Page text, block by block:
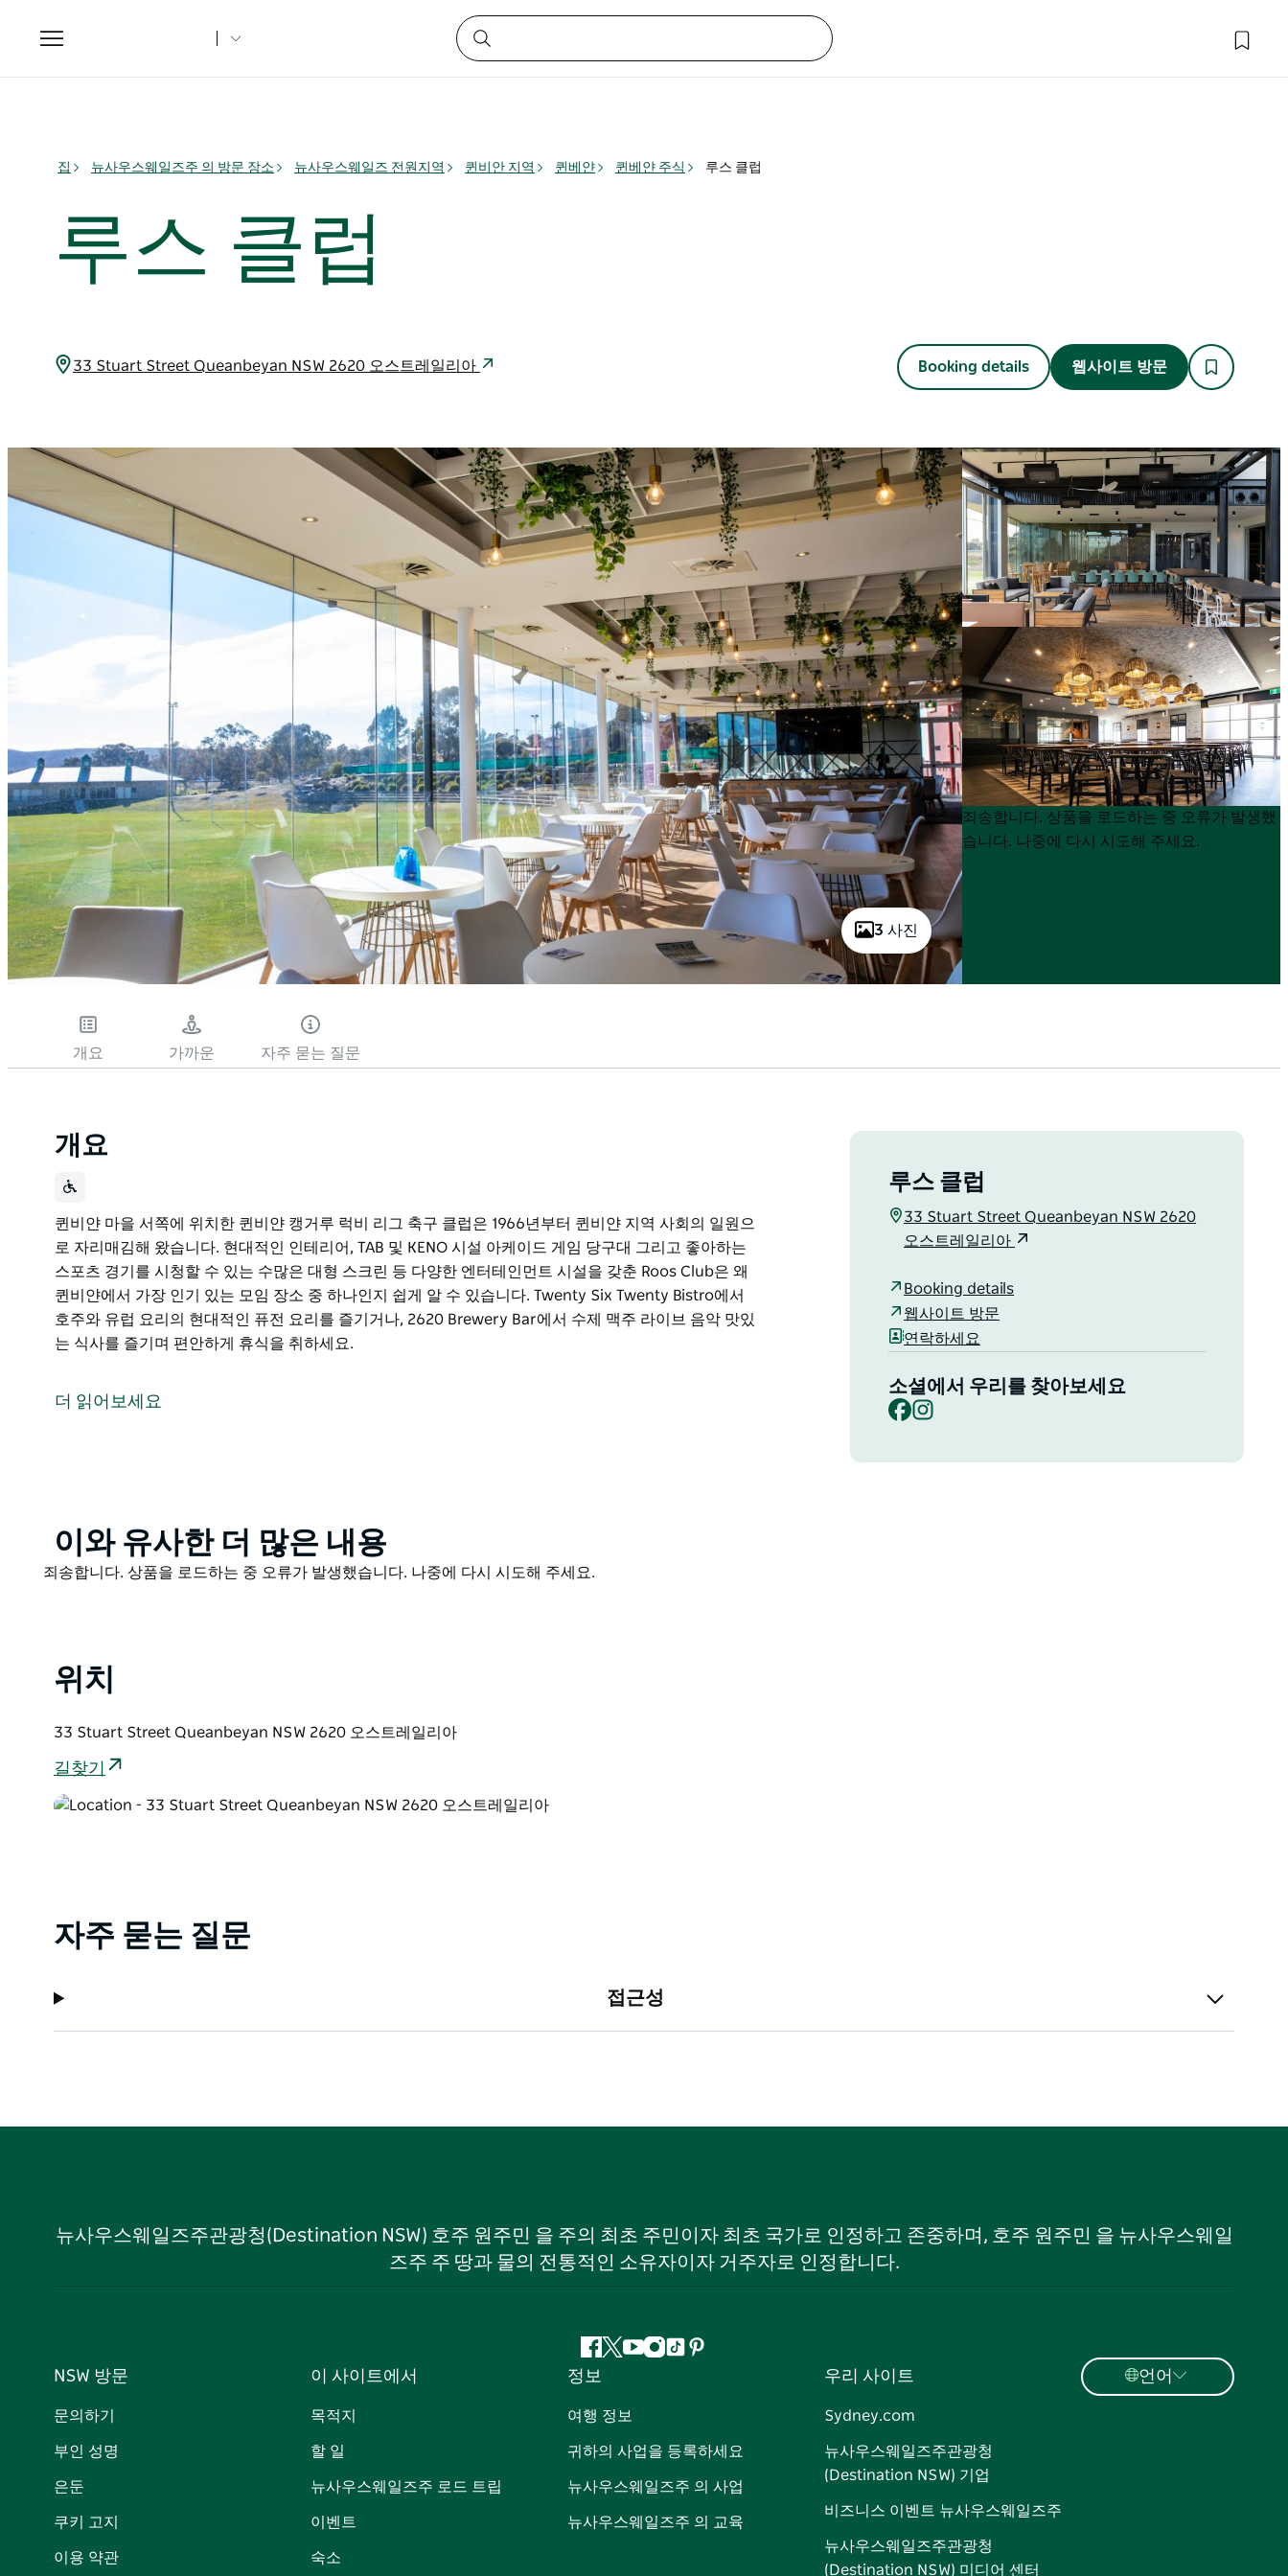
Toggle
navigation
집 뉴사우스웨일즈주 의 방문 장소 뉴사우스웨일즈 전원지역 퀸비안 지역 퀸베얀 퀸베얀 주식 루스 클럽
루스 클럽
33 Stuart Street Queanbeyan NSW 2620 오스트레일리아 Booking details 웹사이트 방문
3 사진
Product
List
Product
List
죄송합니다. 상품을 로드하는 중 오류가 발생했
습니다. 나중에 다시 시도해 주세요.
개요 가까운 자주 묻는 질문
개요
퀸비얀 마을 서쪽에 위치한 퀸비얀 캥거루 럭비 리그 축구 클럽은 1966년부터 퀸비얀 지역 사회의 일원으
로 자리매김해 왔습니다. 현대적인 인테리어, TAB 및 KENO 시설 아케이드 게임 당구대 그리고 좋아하는
스포츠 경기를 시청할 수 있는 수많은 대형 스크린 등 다양한 엔터테인먼트 시설을 갖춘 Roos Club은 왜
퀸비얀에서 가장 인기 있는 모임 장소 중 하나인지 쉽게 알 수 있습니다. Twenty Six Twenty Bistro에서
호주와 유럽 요리의 현대적인 퓨전 요리를 즐기거나, 2620 Brewery Bar에서 수제 맥주 라이브 음악 맛있
는 식사를 즐기며 편안하게 휴식을 취하세요.
로 자리매김해 왔습니다.
에서 수제 맥주 라이브 음악 맛있는 식사를 즐기며 편안하게 휴식을 취하세요.
더 읽어보세요
루스 클럽
33 Stuart Street Queanbeyan NSW 2620
오스트레일리아
Booking details
웹사이트 방문
연락하세요
소셜에서 우리를 찾아보세요
Facebook
Product
List
이와 유사한 더 많은 내용
Product
죄송합니다. 상품을 로드하는 중 오류가 발생했습니다. 나중에 다시 시도해 주세요.
위치
33 Stuart Street Queanbeyan NSW 2620 오스트레일리아
길찾기
자주 묻는 질문
접근성
뉴사우스웨일즈주관광청(Destination NSW) 호주 원주민 을 주의 최초 주민이자 최초 국가로 인정하고 존중하며, 호주 원주민 을 뉴사우스웨일
즈주 주 땅과 물의 전통적인 소유자이자 거주자로 인정합니다.
페
이
지 유 인
램
틱
핀
트
NSW 방문
문의하기
부인 성명
은둔
쿠키 고지
이용 약관
이 사이트에서
목적지
할 일
뉴사우스웨일즈주 로드 트립
이벤트
숙소
정보
여행 정보
귀하의 사업을 등록하세요
뉴사우스웨일즈주 의 사업
뉴사우스웨일즈주 의 교육
우리 사이트
Sydney.com
뉴사우스웨일즈주관광청
(Destination NSW) 기업
비즈니스 이벤트 뉴사우스웨일즈주
뉴사우스웨일즈주관광청
(Destination NSW) 미디어 센터
언어